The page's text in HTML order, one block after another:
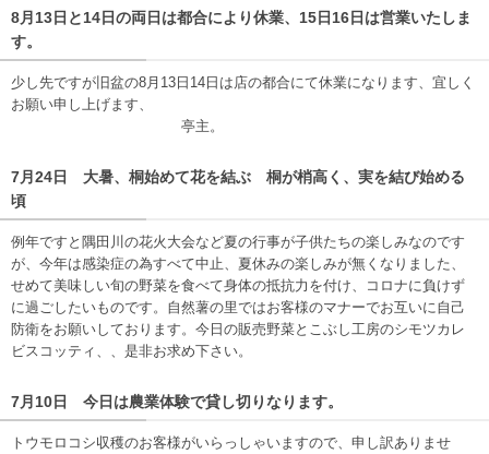
8月13日と14日の両日は都合により休業、15日16日は営業いたしま
す。
少し先ですが旧盆の8月13日14日は店の都合にて休業になります、宜しく
お願い申し上げます、
亭主。
7月24日 大暑、桐始めて花を結ぶ 桐が梢高く、実を結び始める
頃
例年ですと隅田川の花火大会など夏の行事が子供たちの楽しみなのです
が、今年は感染症の為すべて中止、夏休みの楽しみが無くなりました、
せめて美味しい旬の野菜を食べて身体の抵抗力を付け、コロナに負けず
に過ごしたいものです。自然薯の里ではお客様のマナーでお互いに自己
防衛をお願いしております。今日の販売野菜とこぶし工房のシモツカレ
ビスコッティ、、是非お求め下さい。
7月10日 今日は農業体験で貸し切りなります。
トウモロコシ収穫のお客様がいらっしゃいますので、申し訳ありませ